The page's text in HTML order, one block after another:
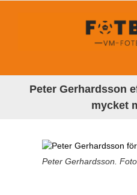
Peter Gerhardsson
mycket
Peter Gerhardsson.